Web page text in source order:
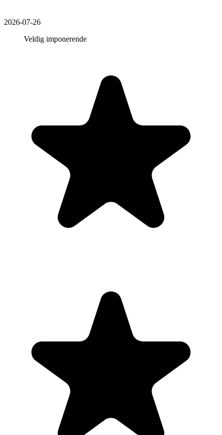
2026-07-26
Veldig imponerende